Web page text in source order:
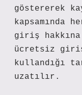
göstererek
kapsamında
giriş
ücretsiz
kullandığı
uzatılır.